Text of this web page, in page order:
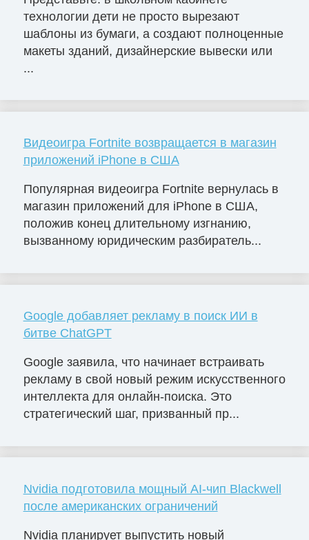
технологии дети не просто вырезают
шаблоны из бумаги, а создают полноценные
макеты зданий, дизайнерские вывески или
...
Видеоигра Fortnite возвращается в магазин
приложений iPhone в США
Популярная видеоигра Fortnite вернулась в
магазин приложений для iPhone в США,
положив конец длительному изгнанию,
вызванному юридическим разбиратель...
Google добавляет рекламу в поиск ИИ в
битве ChatGPT
Google заявила, что начинает встраивать
рекламу в свой новый режим искусственного
интеллекта для онлайн-поиска. Это
стратегический шаг, призванный пр...
Nvidia подготовила мощный AI-чип Blackwell
после американских ограничений
Nvidia планирует выпустить новый